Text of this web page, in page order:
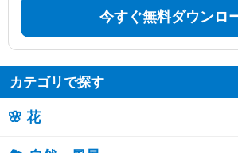
今すぐ無料ダウンロ
カテゴリで探す
🌸 花